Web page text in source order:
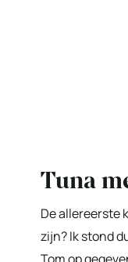
Tuna
De allereerste
zijn? Ik stond